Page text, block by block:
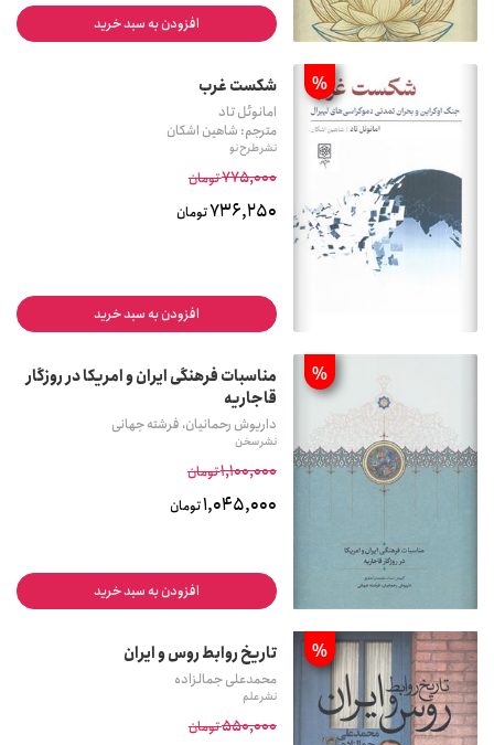
افزودن به سبد خرید
% شکست غرب
امانوئل تاد
مترجم: شاهین اشکان
نشر طرح نو
775,000تومان
736,250تومان
افزودن به سبد خرید
%
مناسبات فرهنگی ایران و امریکا در روزگار
قاجاریه
داریوش رحمانیان، فرشته جهانی
نشر سخن
1,100,000تومان
1,045,000تومان
افزودن به سبد خرید
% تاریخ روابط روس و ایران
محمدعلی جمالزاده
نشر علم
550,000تومان